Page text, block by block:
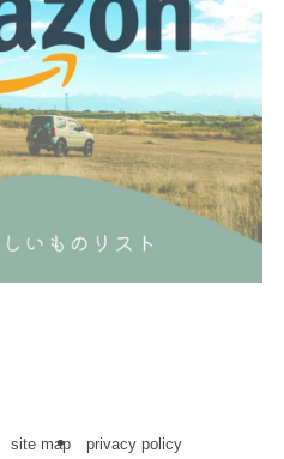
site map privacy policy